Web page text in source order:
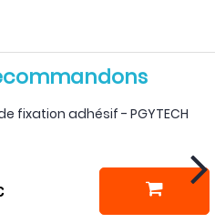
fixation adhésif - PGYTECH